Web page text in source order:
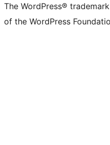
The WordPress®
of the WordPress